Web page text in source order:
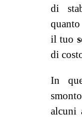
di
il tuo
di
In
alcuni